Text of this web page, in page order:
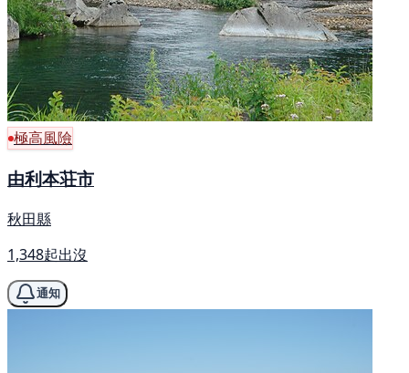
極高風險
由利本荘市
秋田縣
1,348起出沒
通知